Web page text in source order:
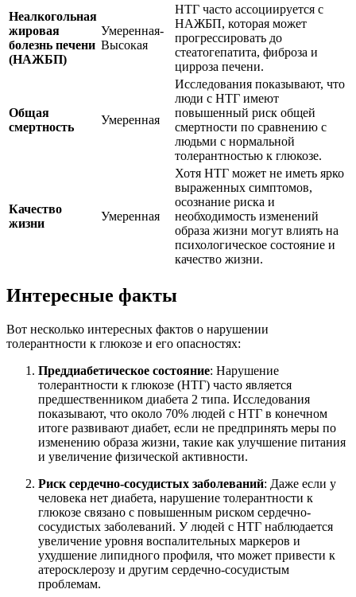
Неалкогольная
жировая
болезнь печени
(НАЖБП)
Умеренная-
Высокая
НТГ часто ассоциируется с
НАЖБП, которая может
прогрессировать до
стеатогепатита, фиброза и
цирроза печени.
Общая
смертность
Умеренная
Исследования показывают, что
люди с НТГ имеют
повышенный риск общей
смертности по сравнению с
людьми с нормальной
толерантностью к глюкозе.
Качество
жизни
Умеренная
Хотя НТГ может не иметь ярко
выраженных симптомов,
осознание риска и
необходимость изменений
образа жизни могут влиять на
психологическое состояние и
качество жизни.
Интересные факты
Вот несколько интересных фактов о нарушении
толерантности к глюкозе и его опасностях:
Преддиабетическое состояние: Нарушение
толерантности к глюкозе (НТГ) часто является
предшественником диабета 2 типа. Исследования
показывают, что около 70% людей с НТГ в конечном
итоге развивают диабет, если не предпринять меры по
изменению образа жизни, такие как улучшение питания
и увеличение физической активности.
Риск сердечно-сосудистых заболеваний: Даже если у
человека нет диабета, нарушение толерантности к
глюкозе связано с повышенным риском сердечно-
сосудистых заболеваний. У людей с НТГ наблюдается
увеличение уровня воспалительных маркеров и
ухудшение липидного профиля, что может привести к
атеросклерозу и другим сердечно-сосудистым
проблемам.